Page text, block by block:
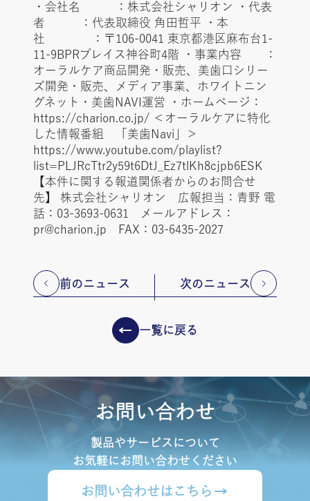
・会社名 ：株式会社シャリオン ・代表
者 ：代表取締役 角田哲平 ・本
社 ：〒106-0041 東京都港区麻布台1-
11-9BPRプレイス神谷町4階 ・事業内容 ：
オーラルケア商品開発・販売、美歯口シリー
ズ開発・販売、メディア事業、ホワイトニン
グネット・美歯NAVI運営 ・ホームページ：
https://charion.co.jp/ ＜オーラルケアに特化
した情報番組 「美歯Navi」＞
https://www.youtube.com/playlist?
list=PLJRcTtr2y59t6DtJ_Ez7tlKh8cjpb6ESK
【本件に関する報道関係者からのお問合せ
先】 株式会社シャリオン 広報担当：青野 電
話：03-3693-0631 メールアドレス：
pr@charion.jp FAX：03-6435-2027
前のニュース
一覧に戻る
次のニュース
お問い合わせ
製品やサービスについて
お気軽にお問い合わせください
お問い合わせはこちら